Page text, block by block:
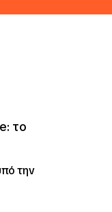
το
την